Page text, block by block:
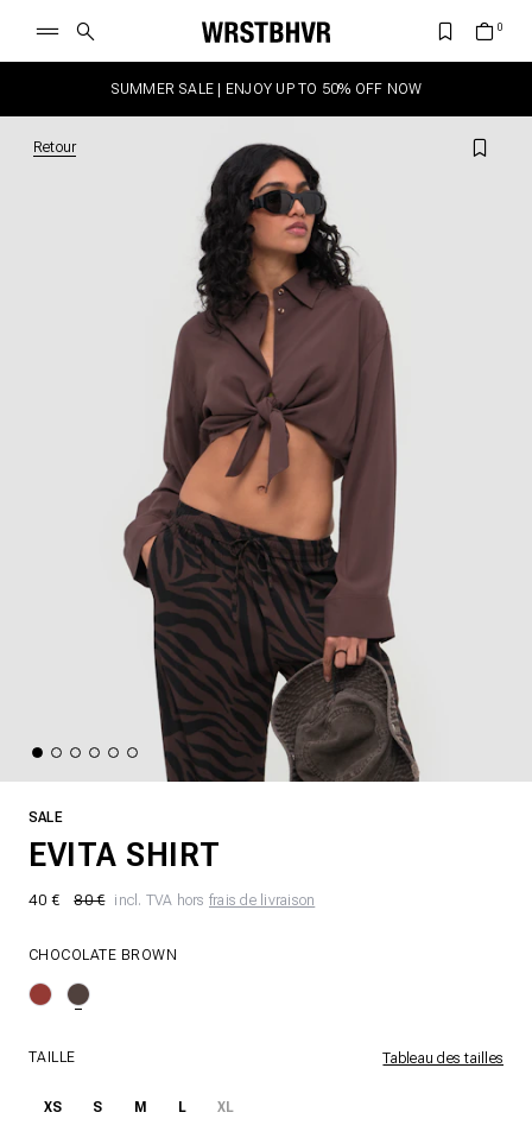
SUMMER SALE | ENJOY UP TO 50% OFF NOW
Retour
SALE
EVITA SHIRT
40 € 80 € incl. TVA hors frais de livraison
CHOCOLATE BROWN
TAILLE Tableau des tailles
XS S M L XL